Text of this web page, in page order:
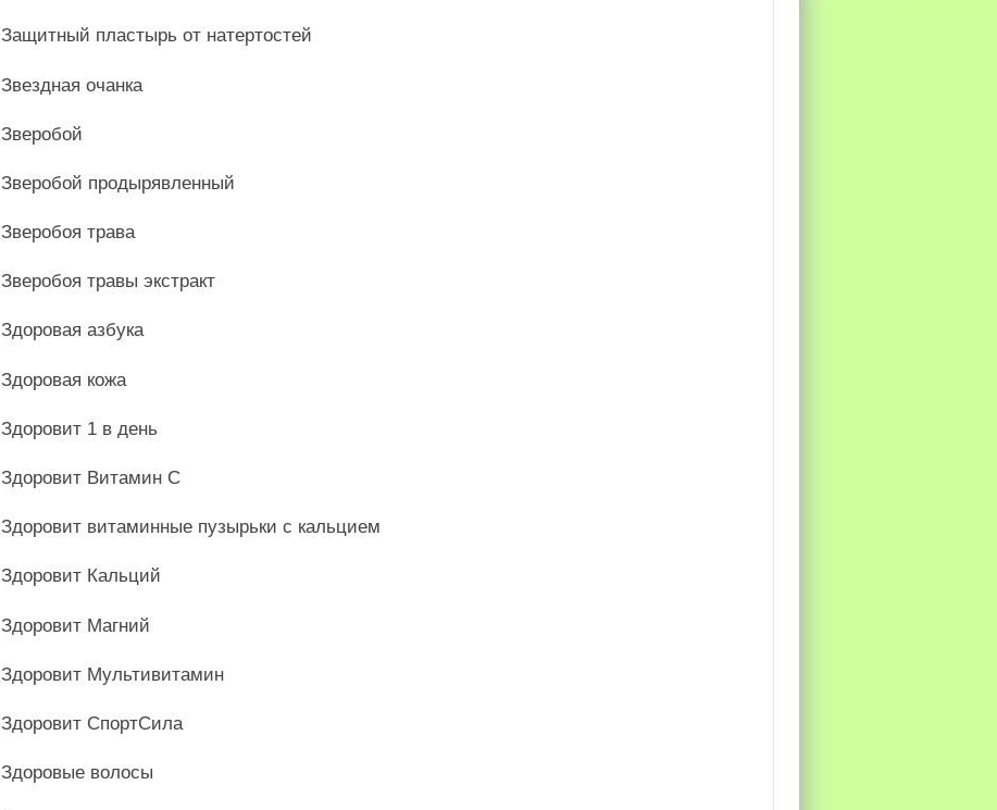
Защитный пластырь от натертостей
Звездная очанка
Зверобой
Зверобой продырявленный
Зверобоя трава
Зверобоя травы экстракт
Здоровая азбука
Здоровая кожа
Здоровит 1 в день
Здоровит Витамин С
Здоровит витаминные пузырьки с кальцием
Здоровит Кальций
Здоровит Магний
Здоровит Мультивитамин
Здоровит СпортСила
Здоровые волосы